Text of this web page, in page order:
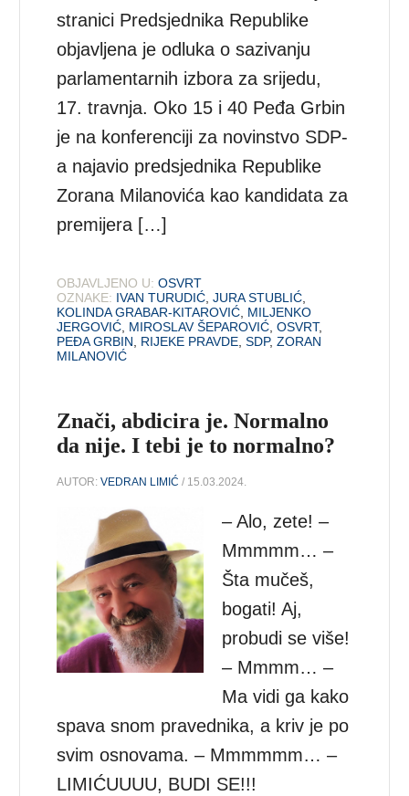
stranici Predsjednika Republike
objavljena je odluka o sazivanju
parlamentarnih izbora za srijedu,
17. travnja. Oko 15 i 40 Peđa Grbin
je na konferenciji za novinstvo SDP-
a najavio predsjednika Republike
Zorana Milanovića kao kandidata za
premijera […]
OBJAVLJENO U: OSVRT
OZNAKE: IVAN TURUDIĆ ,JURA STUBLIĆ
KOLINDA GRABAR-KITAROVIĆ MILJENKO
JERGOVIĆ MIROSLAV ŠEPAROVIĆ ,OSVRT,
PEĐA GRBIN
RIJEKE PRAVDE ,SDP,ZORAN
MILANOVIĆ
Znači, abdicira je. Normalno
da nije. I tebi je to normalno?
AUTOR:VEDRAN LIMIĆ / 15.03.2024.
– Alo, zete! –
Mmmmm… –
Šta mučeš,
bogati! Aj,
probudi se više!
– Mmmm… –
Ma vidi ga kako
spava snom pravednika, a kriv je po
svim osnovama. – Mmmmmm… –
LIMIĆUUUU, BUDI SE!!!